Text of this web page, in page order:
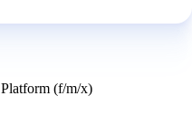
(f/m/x)